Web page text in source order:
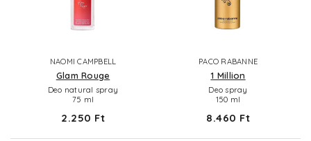
NAOMI CAMPBELL
Glam Rouge
Deo natural spray
75 ml
2.250 Ft
PACO RABANNE
1 Million
Deo spray
150 ml
8.460 Ft